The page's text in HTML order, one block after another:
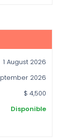
1 August 2026
2026
$ 4,500
Disponible